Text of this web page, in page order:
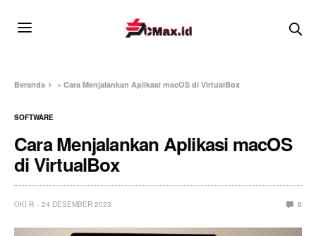
Beranda »Cara Menjalankan Aplikasi macOS di VirtualBox
SOFTWARE
Cara Menjalankan Aplikasi macOS
di VirtualBox
OKI R 24 DESEMBER 2023 0